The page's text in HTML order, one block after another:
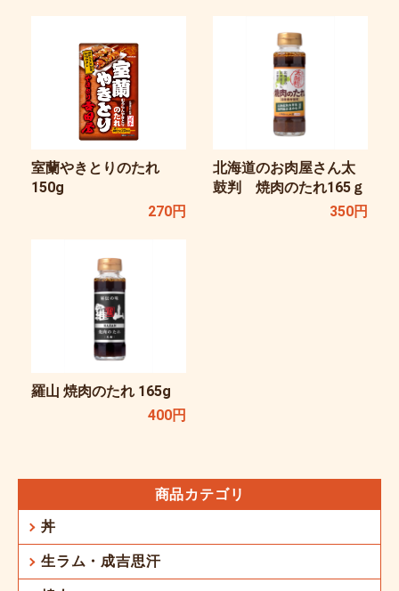
商品カテゴリ
丼
生ラム・成吉思汗
室蘭やきとりのたれ
150g
270円
北海道のお肉屋さん太
鼓判 焼肉のたれ165ｇ
350円
羅山 焼肉のたれ 165g
400円